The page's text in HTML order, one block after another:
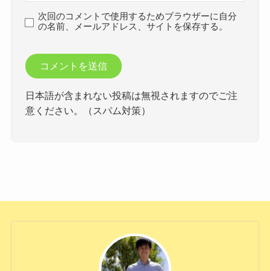
次回のコメントで使用するためブラウザーに自分
の名前、メールアドレス、サイトを保存する。
日本語が含まれない投稿は無視されますのでご注
意ください。（スパム対策）